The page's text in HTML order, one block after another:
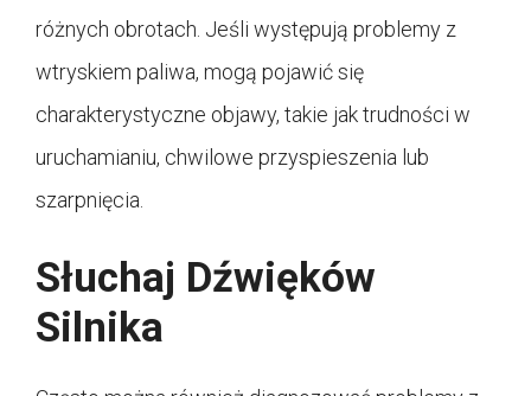
różnych obrotach. Jeśli występują problemy z
wtryskiem paliwa, mogą pojawić się
charakterystyczne objawy, takie jak trudności w
uruchamianiu, chwilowe przyspieszenia lub
szarpnięcia.
Słuchaj Dźwięków
Silnika